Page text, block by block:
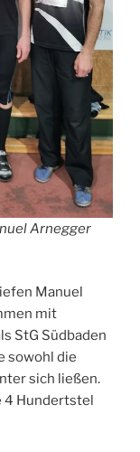
Arnegger
Manuel
mit
StG Südbaden
sowohl die
sich ließen.
4 Hundertstel